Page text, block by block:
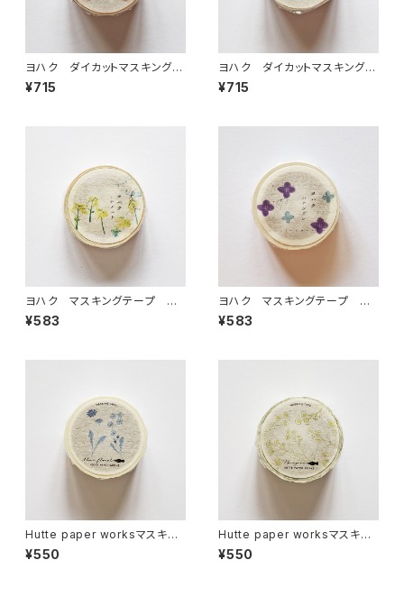
ヨハク ダイカットマスキングテ
ープ テンポ YD-003
¥715
ヨハク ダイカットマスキングテ
ープ ロンド YD-005
¥715
ヨハク マスキングテープ ナ
ノハナ Y-188
¥583
ヨハク マスキングテープ ハ
ナシグレ Y-186
¥583
Hutte paper worksマスキン
グテープ Blue floral PMT-
111
¥550
Hutte paper worksマスキン
グテープ ハルジオン PMT-1
13
¥550